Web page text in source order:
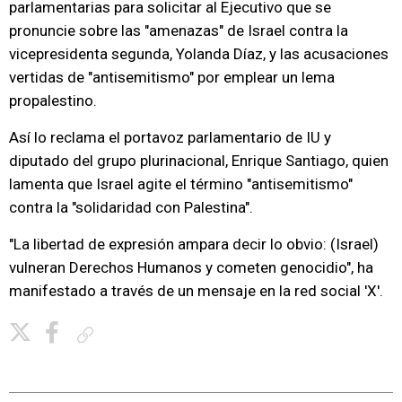
parlamentarias para solicitar al Ejecutivo que se
pronuncie sobre las "amenazas" de Israel contra la
vicepresidenta segunda, Yolanda Díaz, y las acusaciones
vertidas de "antisemitismo" por emplear un lema
propalestino.
Así lo reclama el portavoz parlamentario de IU y
diputado del grupo plurinacional, Enrique Santiago, quien
lamenta que Israel agite el término "antisemitismo"
contra la "solidaridad con Palestina".
"La libertad de expresión ampara decir lo obvio: (Israel)
vulneran Derechos Humanos y cometen genocidio", ha
manifestado a través de un mensaje en la red social 'X'.